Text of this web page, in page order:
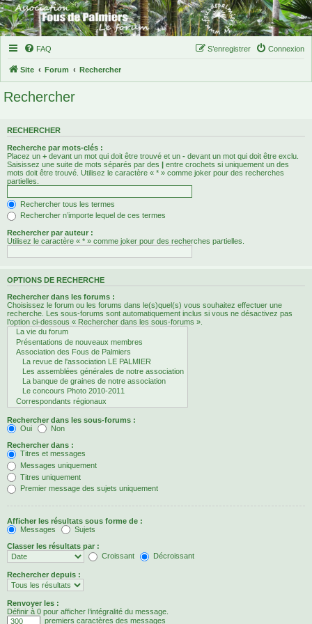
FAQ Connexion
S’enregistrer
Site Forum Rechercher
Rechercher
RECHERCHER
Recherche par mots-clés :
Placez un + devant un mot qui doit être trouvé et un - devant un mot qui doit être exclu.
Saisissez une suite de mots séparés par des | entre crochets si uniquement un des
mots doit être trouvé. Utilisez le caractère « * » comme joker pour des recherches
partielles.
Rechercher tous les termes
Rechercher n’importe lequel de ces termes
Rechercher par auteur :
Utilisez le caractère « * » comme joker pour des recherches partielles.
OPTIONS DE RECHERCHE
Rechercher dans les forums :
Choisissez le forum ou les forums dans le(s)quel(s) vous souhaitez effectuer une
recherche. Les sous-forums sont automatiquement inclus si vous ne désactivez pas
l’option ci-dessous « Rechercher dans les sous-forums ».
Rechercher dans les sous-forums :
Oui
Non
Rechercher dans :
Titres et messages
Messages uniquement
Titres uniquement
Premier message des sujets uniquement
Afficher les résultats sous forme de :
Messages
Sujets
Classer les résultats par :
Croissant
Décroissant
Rechercher depuis :
Renvoyer les :
Définir à 0 pour afficher l’intégralité du message.
premiers caractères des messages